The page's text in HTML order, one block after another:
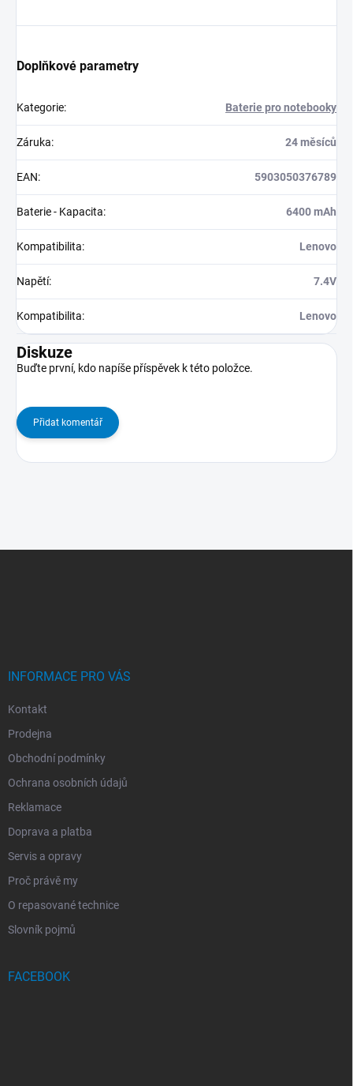
Doplňkové parametry
Kategorie: Baterie pro notebooky
Záruka: 24 měsíců
EAN: 5903050376789
Baterie - Kapacita: 6400 mAh
Kompatibilita: Lenovo
Napětí: 7.4V
Kompatibilita: Lenovo
Diskuze
Buďte první, kdo napíše příspěvek k této položce.
Přidat komentář
INFORMACE PRO VÁS
Kontakt
Prodejna
Obchodní podmínky
Ochrana osobních údajů
Reklamace
Doprava a platba
Servis a opravy
Proč právě my
O repasované technice
Slovník pojmů
FACEBOOK